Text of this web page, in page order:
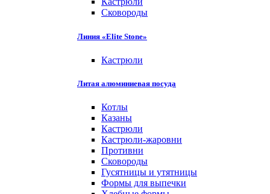
Сковороды
Линия «Elite Stone»
Кастрюли
Литая алюминиевая посуда
Котлы
Казаны
Кастрюли
Кастрюли-жаровни
Противни
Сковороды
Гусятницы и утятницы
Формы для выпечки